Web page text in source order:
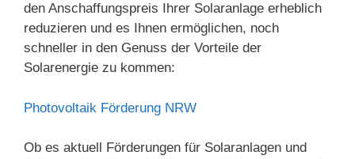
den Anschaffungspreis Ihrer Solaranlage erheblich
reduzieren und es Ihnen ermöglichen, noch
schneller in den Genuss der Vorteile der
Solarenergie zu kommen:
Photovoltaik Förderung NRW
Ob es aktuell Förderungen für Solaranlagen und